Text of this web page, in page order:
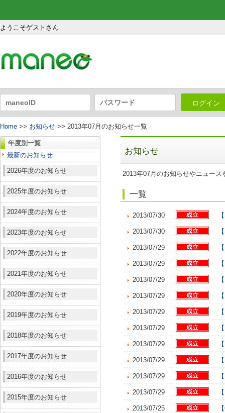
ようこそゲストさん
ログイン
Home >> お知らせ >> 2013年07月のお知らせ一覧
年度別一覧
最新のお知らせ
2026年度のお知らせ
2025年度のお知らせ
2024年度のお知らせ
2023年度のお知らせ
2022年度のお知らせ
2021年度のお知らせ
2020年度のお知らせ
2019年度のお知らせ
2018年度のお知らせ
2017年度のお知らせ
2016年度のお知らせ
2015年度のお知らせ
お知らせ
2013年07月のお知らせやニュース
一覧
2013/07/30
2013/07/30
2013/07/29
2013/07/29
2013/07/29
2013/07/29
2013/07/29
2013/07/29
2013/07/29
2013/07/29
2013/07/29
2013/07/29
2013/07/25